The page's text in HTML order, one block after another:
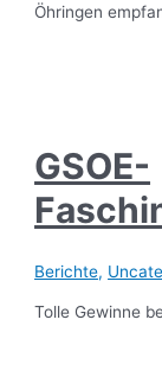
Öhringen
GSOE-
Berichte,
Tolle Gewinne